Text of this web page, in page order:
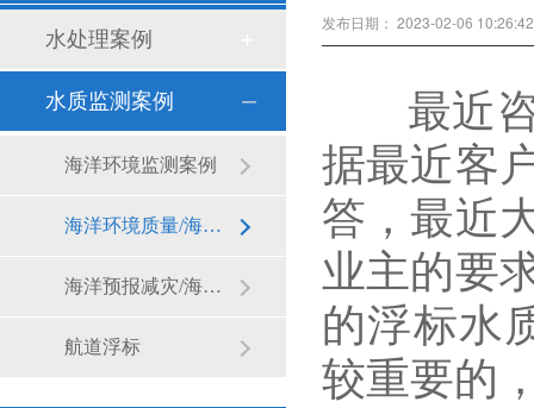
发布日期： 2023-02-06
最近咨
据最近客
答，最近
业主的要
的浮标水
较重要的
水处理案例
水质监测案例
海洋环境监测案例
海洋环境质量/海洋生态监测
海洋预报减灾/海洋牧场监测
航道浮标